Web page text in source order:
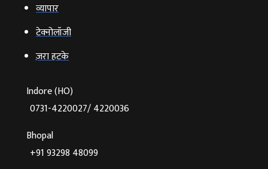
व्‍यापार
टेक्‍नोलॉजी
ज़रा हटके
Indore (HO)
0731-4220027/ 4220036
Bhopal
+91 93298 48099